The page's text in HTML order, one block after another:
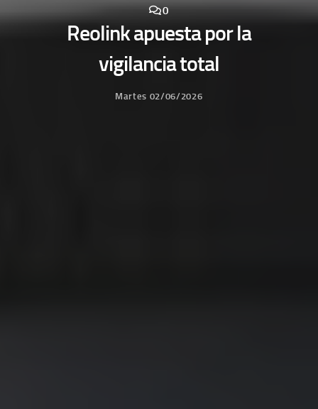
0
Reolink apuesta por la
vigilancia total
Martes 02/06/2026